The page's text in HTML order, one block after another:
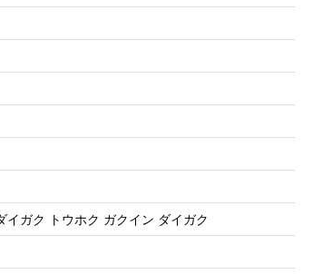
ガク トウホク ガクイン ダイガク